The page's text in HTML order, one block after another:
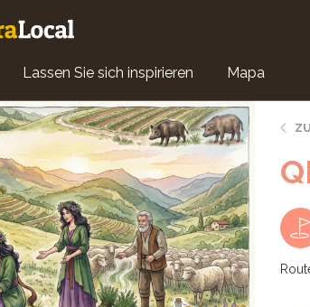
Main
navigation
Lassen Sie sich inspirieren Mapa